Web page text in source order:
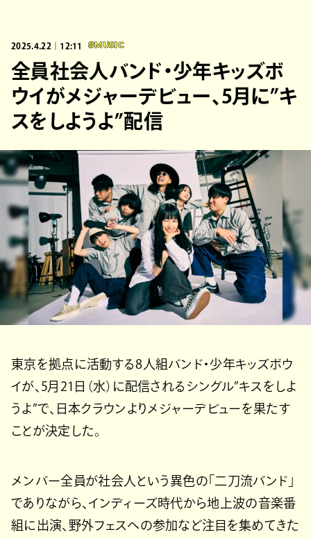
2025.4.22｜12:11 #MUSIC
全員社会人バンド・少年キッズボ
ウイがメジャーデビュー、5月に”キ
スをしようよ”配信
東京を拠点に活動する8人組バンド・少年キッズボウ
イが、5月21日（水）に配信されるシングル”キスをしよ
うよ”で、日本クラウンよりメジャーデビューを果たす
ことが決定した。
メンバー全員が社会人という異色の「二刀流バンド」
でありながら、インディーズ時代から地上波の音楽番
組に出演、野外フェスへの参加など注目を集めてきた